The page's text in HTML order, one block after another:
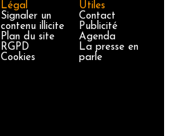
Légal
Signaler un
contenu illicite
Plan du site
RGPD
Cookies
Utiles
Contact
Publicité
Agenda
La presse en
parle